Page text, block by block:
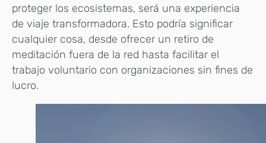
proteger los ecosistemas, será una experiencia
de viaje transformadora. Esto podría significar
cualquier cosa, desde ofrecer un retiro de
meditación fuera de la red hasta facilitar el
trabajo voluntario con organizaciones sin fines de
lucro.